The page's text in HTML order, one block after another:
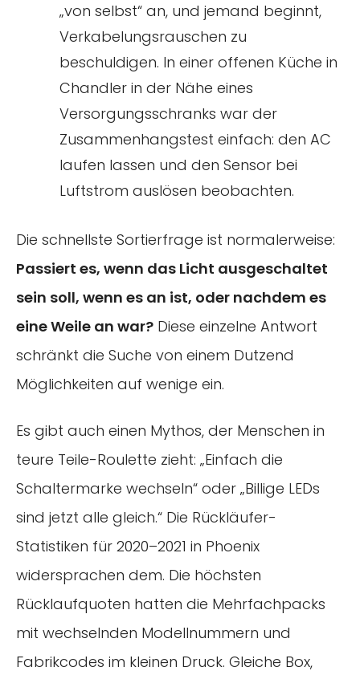
„von selbst“ an, und jemand beginnt,
Verkabelungsrauschen zu
beschuldigen. In einer offenen Küche in
Chandler in der Nähe eines
Versorgungsschranks war der
Zusammenhangstest einfach: den AC
laufen lassen und den Sensor bei
Luftstrom auslösen beobachten.
Die schnellste Sortierfrage ist normalerweise:
Passiert es, wenn das Licht ausgeschaltet
sein soll, wenn es an ist, oder nachdem es
eine Weile an war? Diese einzelne Antwort
schränkt die Suche von einem Dutzend
Möglichkeiten auf wenige ein.
Es gibt auch einen Mythos, der Menschen in
teure Teile-Roulette zieht: „Einfach die
Schaltermarke wechseln“ oder „Billige LEDs
sind jetzt alle gleich.“ Die Rückläufer-
Statistiken für 2020–2021 in Phoenix
widersprachen dem. Die höchsten
Rücklaufquoten hatten die Mehrfachpacks
mit wechselnden Modellnummern und
Fabrikcodes im kleinen Druck. Gleiche Box,